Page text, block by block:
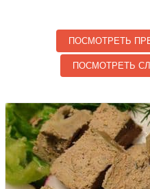
ПОСМОТРЕТЬ
ПОСМОТРЕТЬ